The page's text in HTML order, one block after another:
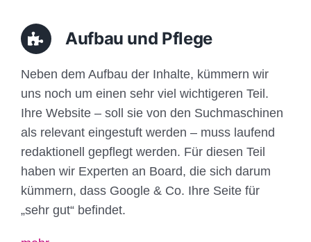
Aufbau und Pflege
Neben dem Aufbau der Inhalte, kümmern wir
uns noch um einen sehr viel wichtigeren Teil.
Ihre Website – soll sie von den Suchmaschinen
als relevant eingestuft werden – muss laufend
redaktionell gepflegt werden. Für diesen Teil
haben wir Experten an Board, die sich darum
kümmern, dass Google & Co. Ihre Seite für
„sehr gut“ befindet.